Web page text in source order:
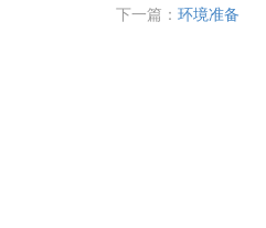
下一篇： 环境准备